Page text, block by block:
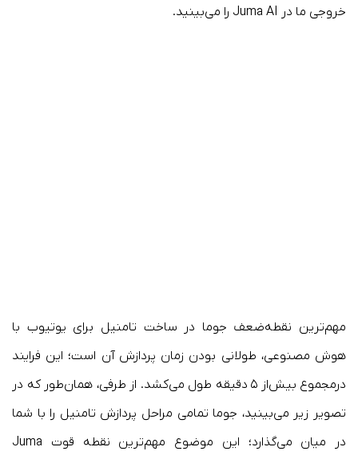
خروجی ما در Juma AI را می‌بینید.
مهم‌ترین نقطه‌ضعف جوما در ساخت تامنیل برای یوتیوب با
هوش مصنوعی، طولانی بودن زمان پردازش آن است؛ این فرایند
درمجموع بیش‌از ۵ دقیقه طول می‌کشد. از طرفی، همان‌طور که در
تصویر زیر می‌بینید، جوما تمامی مراحل پردازش تامنیل را با شما
در میان می‌گذارد؛ این موضوع مهم‌ترین نقطه قوت Juma